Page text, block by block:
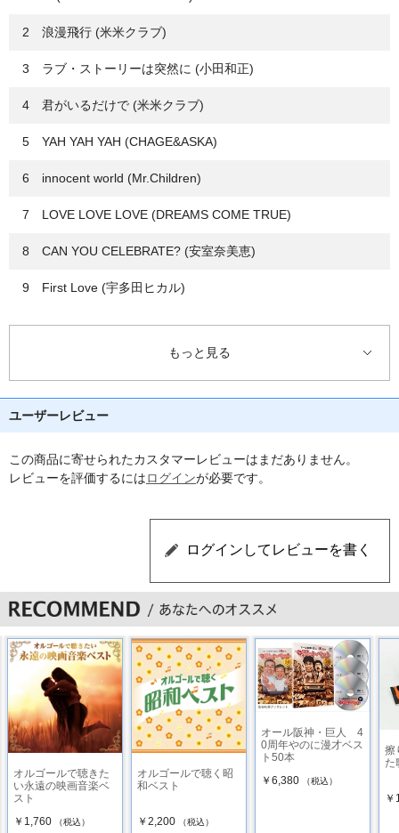
2 浪漫飛行 (米米クラブ)
3 ラブ・ストーリーは突然に (小田和正)
4 君がいるだけで (米米クラブ)
5 YAH YAH YAH (CHAGE&ASKA)
6 innocent world (Mr.Children)
7 LOVE LOVE LOVE (DREAMS COME TRUE)
8 CAN YOU CELEBRATE? (安室奈美恵)
9 First Love (宇多田ヒカル)
10 TSUNAMI (サザンオールスターズ)
11 SEASONS (浜崎あゆみ)
12 蕾 (コブクロ)
13 涙そうそう (BEGIN／夏川りみ／森山良子)
14 世界に一つだけの花 (SMAP)
16 さくら(独唱) (森山直太朗)
18 ハナミズキ (一青窈)
19 瞳をとじて (平井堅)
20 桜 (コブクロ)
21 粉雪 (レミオロメン)
23 愛唄 (GReeeeN)
もっと見る
ユーザーレビュー
この商品に寄せられたカスタマーレビューはまだありません。
レビューを評価するにはログインが必要です。
オルゴールで聴きた
い永遠の映画音楽ベ
スト
￥1,760
（税込）
オルゴールで聴く昭
和ベスト
￥2,200 （税込）
オール阪神・巨人 4
0周年やのに漫才ベス
ト50本
￥6,380
（税込）
擦
た